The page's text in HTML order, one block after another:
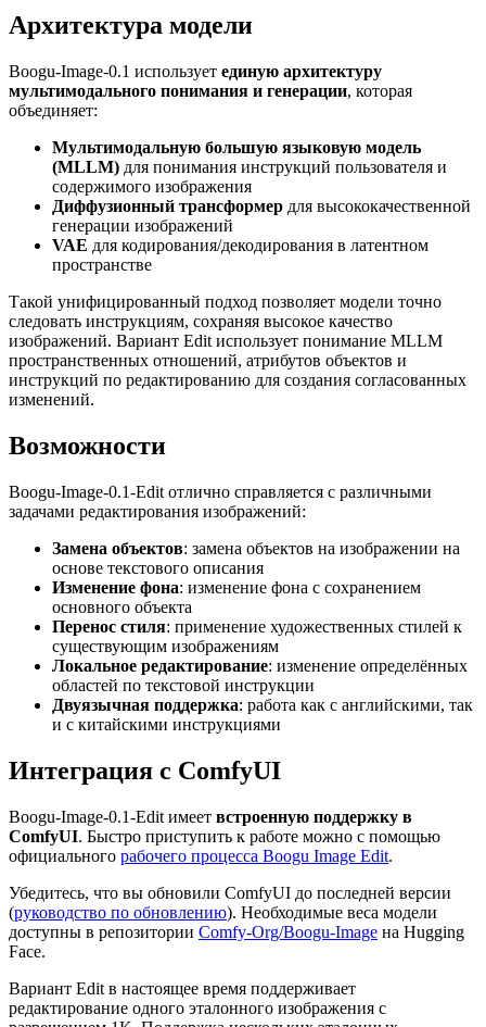
Архитектура модели
Boogu-Image-0.1 использует единую архитектуру
мультимодального понимания и генерации, которая
объединяет:
Мультимодальную большую языковую модель
(MLLM) для понимания инструкций пользователя и
содержимого изображения
Диффузионный трансформер для высококачественной
генерации изображений
VAE для кодирования/декодирования в латентном
пространстве
Такой унифицированный подход позволяет модели точно
следовать инструкциям, сохраняя высокое качество
изображений. Вариант Edit использует понимание MLLM
пространственных отношений, атрибутов объектов и
инструкций по редактированию для создания согласованных
изменений.
Возможности
Boogu-Image-0.1-Edit отлично справляется с различными
задачами редактирования изображений:
Замена объектов: замена объектов на изображении на
основе текстового описания
Изменение фона: изменение фона с сохранением
основного объекта
Перенос стиля: применение художественных стилей к
существующим изображениям
Локальное редактирование: изменение определённых
областей по текстовой инструкции
Двуязычная поддержка: работа как с английскими, так
и с китайскими инструкциями
Интеграция с ComfyUI
Boogu-Image-0.1-Edit имеет встроенную поддержку в
ComfyUI. Быстро приступить к работе можно с помощью
официального рабочего процесса Boogu Image Edit.
Убедитесь, что вы обновили ComfyUI до последней версии
(руководство по обновлению). Необходимые веса модели
доступны в репозитории Comfy-Org/Boogu-Image на Hugging
Face.
Вариант Edit в настоящее время поддерживает
редактирование одного эталонного изображения с